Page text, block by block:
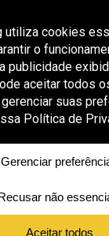
tagged
3 meses ago
afro-
e futurismo à